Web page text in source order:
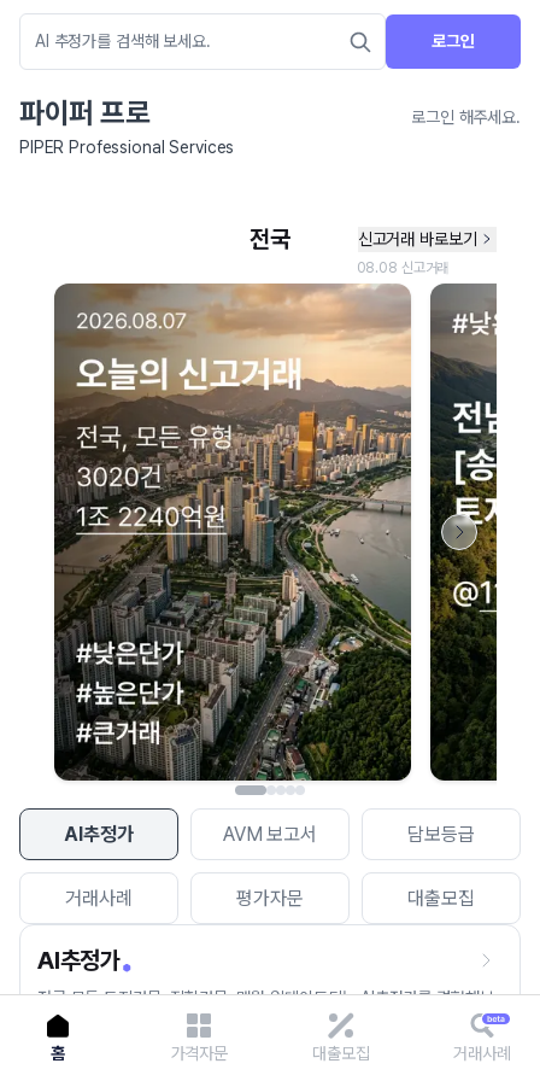
로그인
파이퍼 프로
로그인 해주세요.
PIPER Professional Services
AI추정가 AVM 보고서 담보등급
거래사례 평가자문 대출모집
AI추정가
전국 모든 토지건물, 집합건물, 매월 업데이트되는 AI추정가를 경험해보
세요.
네이버 지도 연결 안내
현재 네이버 지도 연결이 원활하지 않아 지도를 불러올 수 없습니다.
이용에 불편을 드려 죄송합니다.
다시 시도
홈 가격자문 대출모집 거래사례